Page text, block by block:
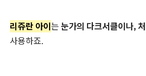
리쥬란 아이는 눈가의 다크서클이나,
사용하죠.